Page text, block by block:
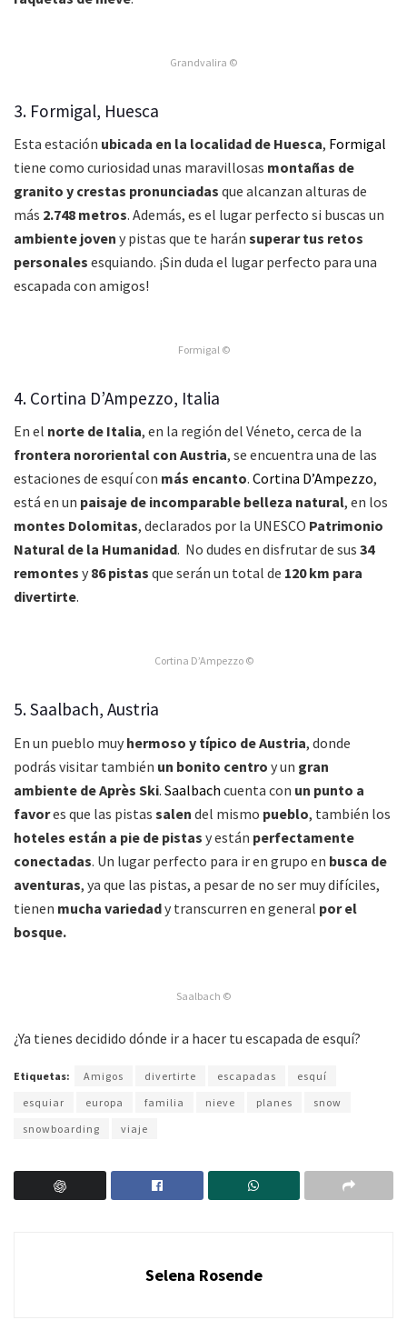
Grandvalira ©
3. Formigal, Huesca
Esta estación ubicada en la localidad de Huesca, Formigal
tiene como curiosidad unas maravillosas montañas de
granito y crestas pronunciadas que alcanzan alturas de
más 2.748 metros. Además, es el lugar perfecto si buscas un
ambiente joven y pistas que te harán superar tus retos
personales esquiando. ¡Sin duda el lugar perfecto para una
escapada con amigos!
Formigal ©
4. Cortina D’Ampezzo, Italia
En el norte de Italia, en la región del Véneto, cerca de la
frontera nororiental con Austria, se encuentra una de las
estaciones de esquí con más encanto. Cortina D’Ampezzo,
está en un paisaje de incomparable belleza natural, en los
montes Dolomitas, declarados por la UNESCO Patrimonio
Natural de la Humanidad. No dudes en disfrutar de sus 34
remontes y 86 pistas que serán un total de 120 km para
divertirte.
Cortina D’Ampezzo ©
5. Saalbach, Austria
En un pueblo muy hermoso y típico de Austria, donde
podrás visitar también un bonito centro y un gran
ambiente de Après Ski. Saalbach cuenta con un punto a
favores que las pistas salen del mismo pueblo, también los
hoteles están a pie de pistas y están perfectamente
conectadas. Un lugar perfecto para ir en grupo en busca de
aventuras, ya que las pistas, a pesar de no ser muy difíciles,
tienen mucha variedady transcurren en general por el
bosque.
Saalbach ©
¿Ya tienes decidido dónde ir a hacer tu escapada de esquí?
Etiquetas: Amigos divertirte escapadas
esquí
esquiar
europa familia nieve planes
snow
snowboarding
viaje
Selena Rosende